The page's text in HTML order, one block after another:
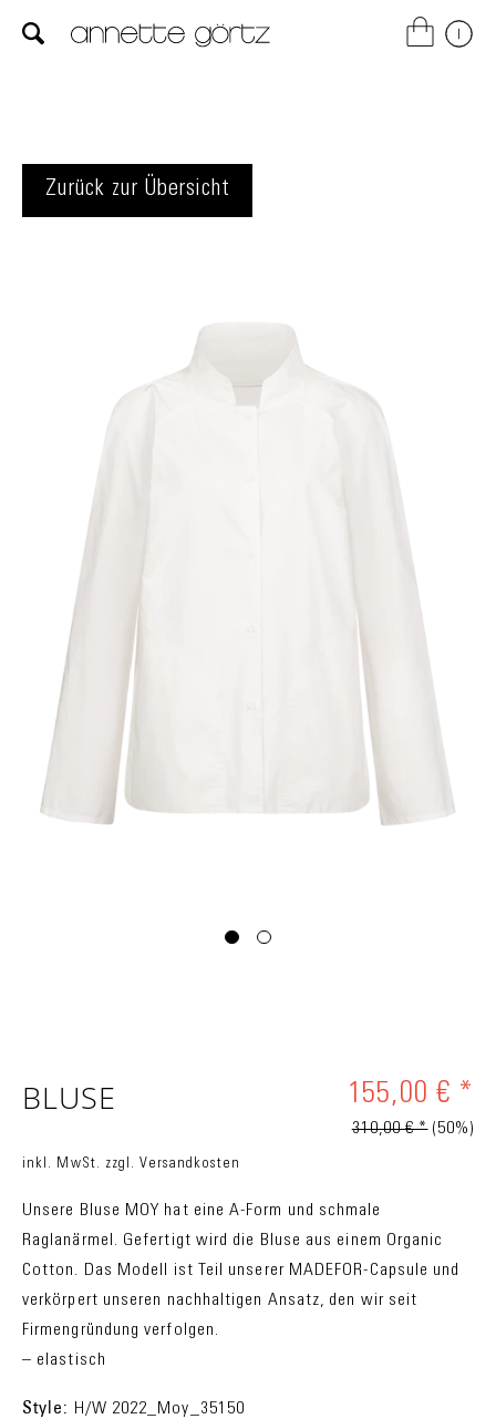
Zurück zur Übersicht
BLUSE 155,00 € *
310,00 € * (50%)
inkl. MwSt. zzgl. Versandkosten
Unsere Bluse MOY hat eine A-Form und schmale
Raglanärmel. Gefertigt wird die Bluse aus einem Organic
Cotton. Das Modell ist Teil unserer MADEFOR-Capsule und
verkörpert unseren nachhaltigen Ansatz, den wir seit
Firmengründung verfolgen.
– elastisch
Style: H/W 2022_Moy_35150